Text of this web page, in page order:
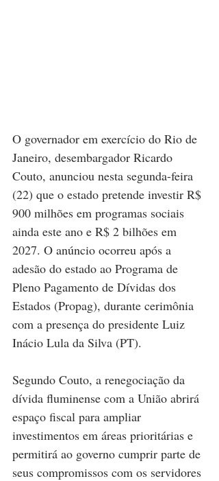
O governador em exercício do Rio de
Janeiro, desembargador Ricardo
Couto, anunciou nesta segunda-feira
(22) que o estado pretende investir R$
900 milhões em programas sociais
ainda este ano e R$ 2 bilhões em
2027. O anúncio ocorreu após a
adesão do estado ao Programa de
Pleno Pagamento de Dívidas dos
Estados (Propag), durante cerimônia
com a presença do presidente Luiz
Inácio Lula da Silva (PT).
Segundo Couto, a renegociação da
dívida fluminense com a União abrirá
espaço fiscal para ampliar
investimentos em áreas prioritárias e
permitirá ao governo cumprir parte de
seus compromissos com os servidores